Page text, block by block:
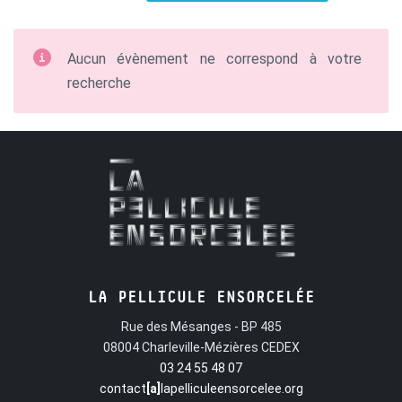
Aucun évènement ne correspond à votre
recherche
LA PELLICULE ENSORCELÉE
Rue des Mésanges - BP 485
08004 Charleville-Mézières CEDEX
03 24 55 48 07
contact [a] lapelliculeensorcelee.org